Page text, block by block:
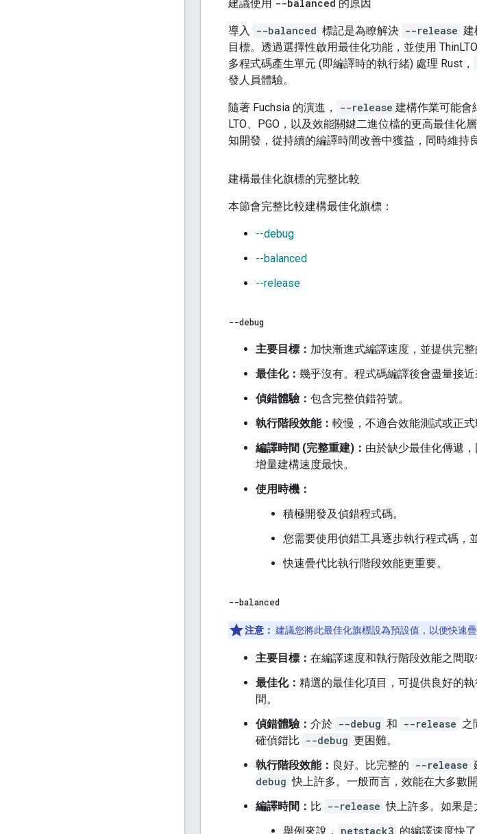
建議使用 --balanced 的原因
導入 --balanced 標記是為瞭解決 --release 建
目標。透過選擇性啟用最佳化功能，並使用
多程式碼產生單元 (即編譯時的執行緒) 處理 Rust，
發人員體驗。
隨著 Fuchsia 的演進， --release 建構作業可能會
LTO、PGO，以及效能關鍵二進位檔的更高最佳化
知開發，從持續的編譯時間改善中獲益，同時維持
建構最佳化旗標的完整比較
本節會完整比較建構最佳化旗標：
--debug
--balanced
--release
--debug
主要目標： 加快漸進式編譯速度，並提供完整
最佳化： 幾乎沒有。程式碼編譯後會盡量接近
偵錯體驗： 包含完整偵錯符號。
執行階段效能： 較慢，不適合效能測試或正式
編譯時間 (完整重建)： 由於缺少最佳化傳遞
增量建構速度最快。
使用時機：
積極開發及偵錯程式碼。
您需要使用偵錯工具逐步執行程式碼，
快速疊代比執行階段效能更重要。
--balanced
注意： 建議您將此最佳化旗標設為預設值，以便快速疊
主要目標： 在編譯速度和執行階段效能之間取
最佳化： 精選的最佳化項目，可提供良好的
間。
偵錯體驗： 介於 --debug 和 --release 之
確偵錯比 --debug 更困難。
執行階段效能： 良好。比完整的 --release
debug 快上許多。一般而言，效能在大多數
編譯時間： 比 --release 快上許多。如果是
舉例來說，
netstack3 的編譯速度快